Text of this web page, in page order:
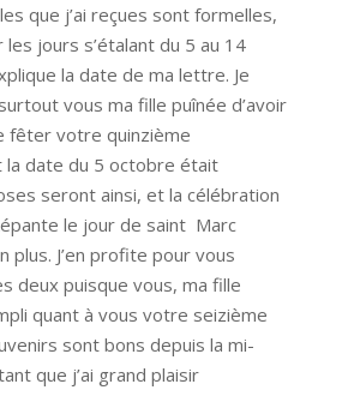
que j’ai reçues sont formelles,
jours s’étalant du 5 au 14
la date de ma lettre. Je
vous ma fille puînée d’avoir
fêter votre quinzième
la date du 5 octobre était
seront ainsi, et la célébration
le jour de saint Marc
plus. J’en profite pour vous
deux puisque vous, ma fille
quant à vous votre seizième
sont bons depuis la mi-
que j’ai grand plaisir